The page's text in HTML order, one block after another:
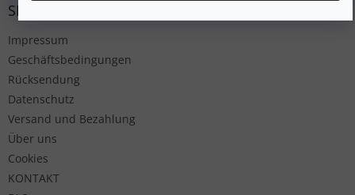
SERVICE
Impressum
Geschäftsbedingungen
Rücksendung
Datenschutz
Versand und Bezahlung
Über uns
Cookies
KONTAKT